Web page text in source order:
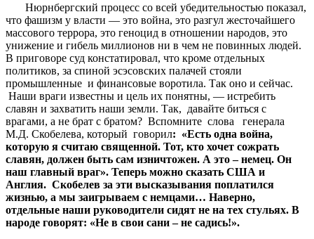
Нюрнбергский процесс со всей убедительностью показал,
что фашизм у власти — это война, это разгул жесточайшего
массового террора, это геноцид в отношении народов, это
унижение и гибель миллионов ни в чем не повинных людей.
В приговоре суд констатировал, что кроме отдельных
политиков, за спиной эсэсовских палачей стояли
промышленные и финансовые воротила. Так оно и сейчас.
Наши враги известны и цель их понятны, — истребить
славян и захватить наши земли. Так, давайте биться с
врагами, а не брат с братом? Вспомните слова генерала
М.Д. Скобелева, который говорил: «Есть одна война,
которую я считаю священной. Тот, кто хочет сожрать
славян, должен быть сам изничтожен. А это – немец. Он
наш главный враг». Теперь можно сказать США и
Англия. Скобелев за эти высказывания поплатился
жизнью, а мы заигрываем с немцами… Наверно,
отдельные наши руководители сидят не на тех стульях. В
народе говорят: «Не в свои сани – не садись!».